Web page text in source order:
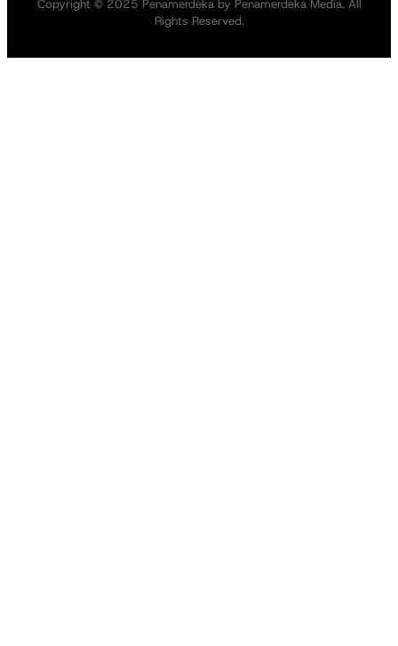
Copyright © 2025 Penamerdeka by Penamerdeka Media. All
Rights Reserved.